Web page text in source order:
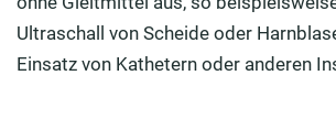
Ultraschall von Scheide oder
Einsatz von Kathetern oder anderen